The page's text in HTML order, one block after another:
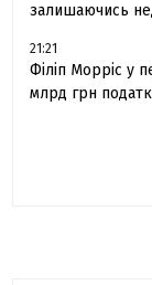
залишаючись
21:21
Філіп Морріс у
млрд грн